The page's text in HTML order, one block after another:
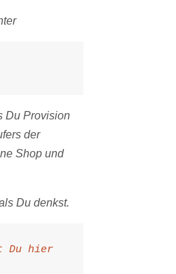
Du Provision
der
Shop und
Du denkst.
Du hier